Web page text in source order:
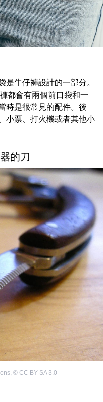
是牛仔褲設計的一部分。
都會有兩個前口袋和一
時是很常見的配件。後
小票、打火機或者其他小
的刀
, © CC BY-SA 3.0